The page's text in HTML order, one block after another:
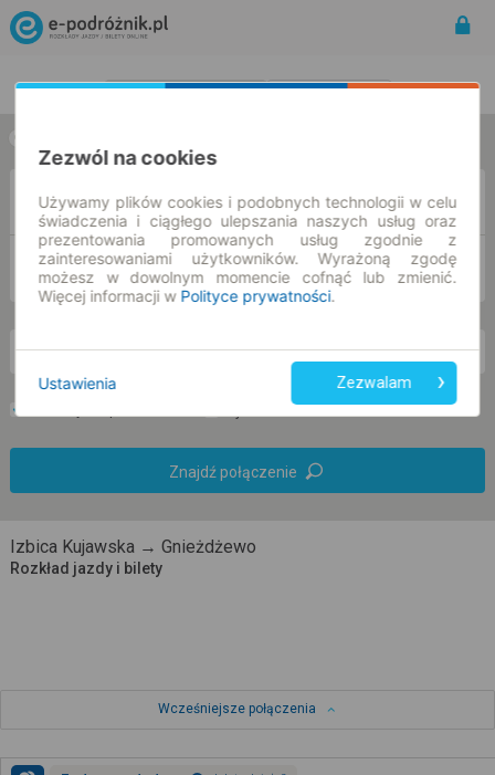
Z
DO
nd. 9 sie. -- : --
Znajdź połączenie
Izbica Kujawska → Gnieżdżewo
Rozkład jazdy i bilety
Wcześniejsze połączenia
Zezwól na cookies
Używamy plików cookies i podobnych technologii w celu
świadczenia i ciągłego ulepszania naszych usług oraz
prezentowania promowanych usług zgodnie z
zainteresowaniami użytkowników. Wyrażoną zgodę
możesz w dowolnym momencie cofnąć lub zmienić.
Więcej informacji w Polityce prywatności.
Ustawienia Zezwalam